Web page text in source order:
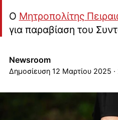
Ο Μητροπολίτης
για παραβίαση του
Newsroom
12 Μαρτίου 2025